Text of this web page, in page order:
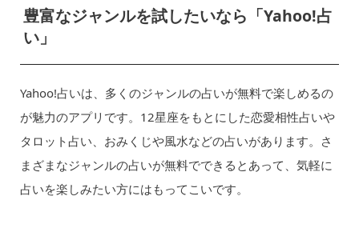
豊富なジャンルを試したいなら「Yahoo!占
い」
Yahoo!占いは、多くのジャンルの占いが無料で楽しめるの
が魅力のアプリです。12星座をもとにした恋愛相性占いや
タロット占い、おみくじや風水などの占いがあります。さ
まざまなジャンルの占いが無料でできるとあって、気軽に
占いを楽しみたい方にはもってこいです。